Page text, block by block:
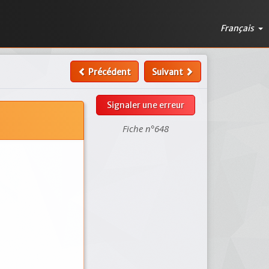
Français
Précédent Suivant
Signaler une erreur
Fiche n°648